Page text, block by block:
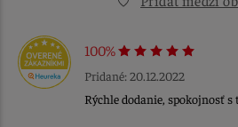
100%
Pridané: 20.12.2022
Rýchle dodanie, spokojnosť s